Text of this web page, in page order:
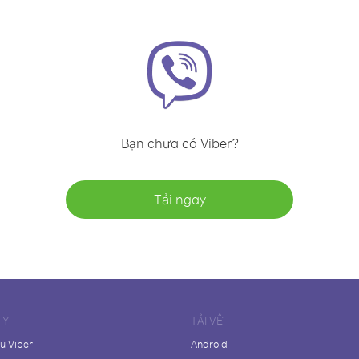
Bạn chưa có Viber?
Tải ngay
Viber
TẢI VỀ
Android